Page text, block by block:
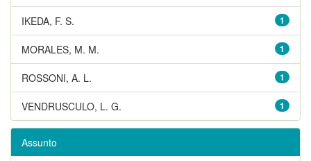
1
IKEDA, F. S.
1
MORALES, M. M.
1
ROSSONI, A. L.
1
VENDRUSCULO, L. G.
Assunto